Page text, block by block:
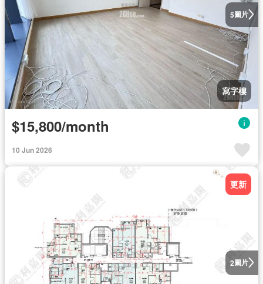
5圖片
寫字樓
$15,800/month
10 Jun 2026
2圖片
更新